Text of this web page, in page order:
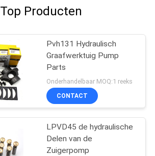
Top Producten
Pvh131 Hydraulisch
Graafwerktuig Pump
Parts
Onderhandelbaar MOQ:1 reeks
CONTACT
LPVD45 de hydraulische
Delen van de
Zuigerpomp